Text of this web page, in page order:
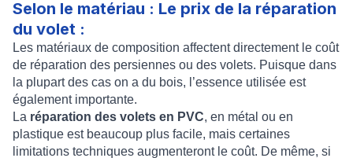
Selon le matériau : Le prix de la réparation
du volet :
Les matériaux de composition affectent directement le coût
de réparation des persiennes ou des volets. Puisque dans
la plupart des cas on a du bois, l’essence utilisée est
également importante.
La réparation des volets en PVC, en métal ou en
plastique est beaucoup plus facile, mais certaines
limitations techniques augmenteront le coût. De même, si